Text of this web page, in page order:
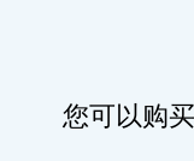
您可以购